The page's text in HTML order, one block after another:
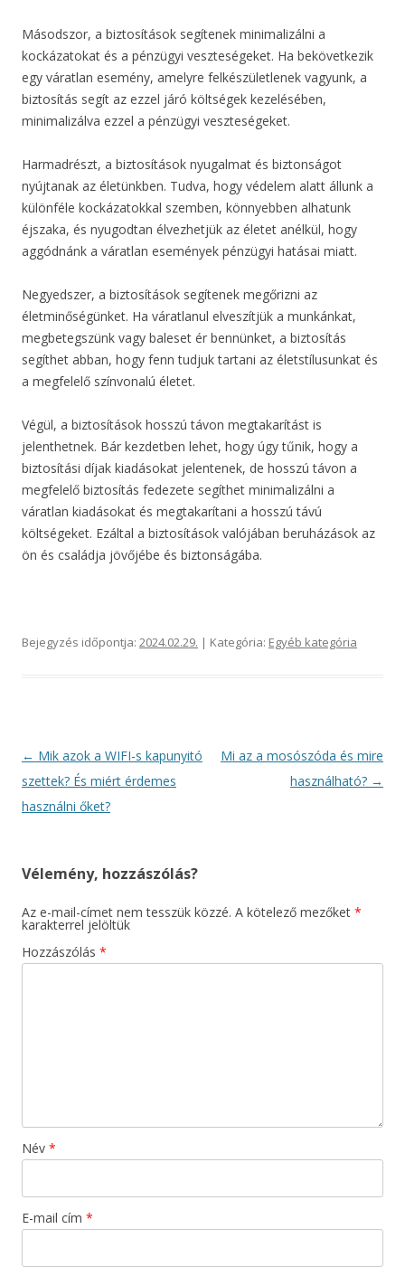
Másodszor, a biztosítások segítenek minimalizálni a
kockázatokat és a pénzügyi veszteségeket. Ha bekövetkezik
egy váratlan esemény, amelyre felkészületlenek vagyunk, a
biztosítás segít az ezzel járó költségek kezelésében,
minimalizálva ezzel a pénzügyi veszteségeket.
Harmadrészt, a biztosítások nyugalmat és biztonságot
nyújtanak az életünkben. Tudva, hogy védelem alatt állunk a
különféle kockázatokkal szemben, könnyebben alhatunk
éjszaka, és nyugodtan élvezhetjük az életet anélkül, hogy
aggódnánk a váratlan események pénzügyi hatásai miatt.
Negyedszer, a biztosítások segítenek megőrizni az
életminőségünket. Ha váratlanul elveszítjük a munkánkat,
megbetegszünk vagy baleset ér bennünket, a biztosítás
segíthet abban, hogy fenn tudjuk tartani az életstílusunkat és
a megfelelő színvonalú életet.
Végül, a biztosítások hosszú távon megtakarítást is
jelenthetnek. Bár kezdetben lehet, hogy úgy tűnik, hogy a
biztosítási díjak kiadásokat jelentenek, de hosszú távon a
megfelelő biztosítás fedezete segíthet minimalizálni a
váratlan kiadásokat és megtakarítani a hosszú távú
költségeket. Ezáltal a biztosítások valójában beruházások az
ön és családja jövőjébe és biztonságába.
Bejegyzés időpontja: 2024.02.29. | Kategória: Egyéb kategória
Bejegyzés
navigáció
← Mik azok a WIFI-s kapunyitó
szettek? És miért érdemes
használni őket?
Mi az a mosószóda és mire
használható? →
Vélemény, hozzászólás?
Az e-mail-címet nem tesszük közzé. A kötelező mezőket *
karakterrel jelöltük
Hozzászólás *
Név *
E-mail cím *